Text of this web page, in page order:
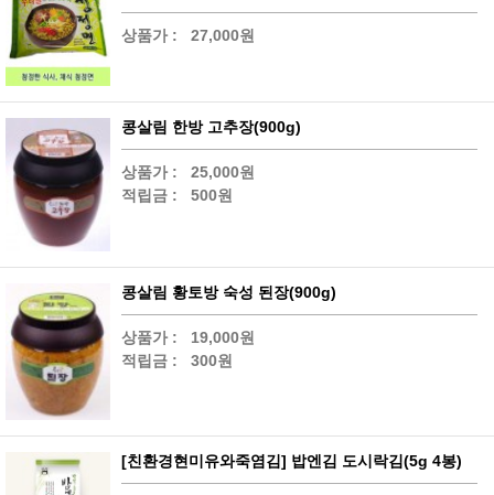
상품가 : 27,000원
콩살림 한방 고추장(900g)
상품가 :
25,000원
적립금 :
500원
콩살림 황토방 숙성 된장(900g)
상품가 :
19,000원
적립금 :
300원
[친환경현미유와죽염김] 밥엔김 도시락김(5g 4봉)